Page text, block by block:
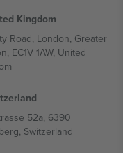
Kingdom
Road, London, Greater
EC1V 1AW, United
52a, 6390
Switzerland